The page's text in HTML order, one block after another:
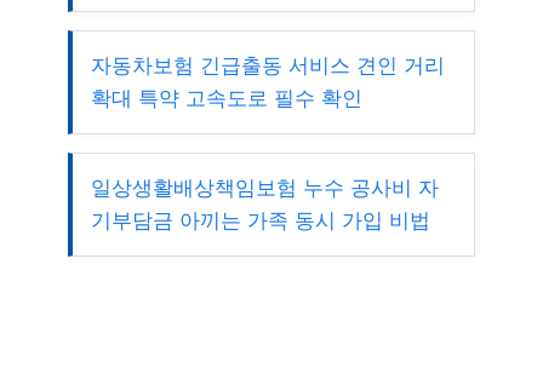
자동차보험 긴급출동 서비스 견인 거리
확대 특약 고속도로 필수 확인
일상생활배상책임보험 누수 공사비 자
기부담금 아끼는 가족 동시 가입 비법